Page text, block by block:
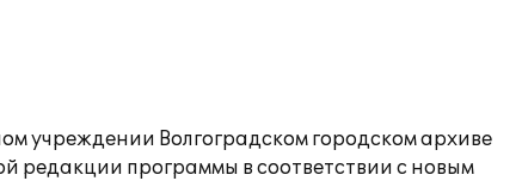
учреждении Волгоградском городском архиве
редакции программы в соответствии с новым